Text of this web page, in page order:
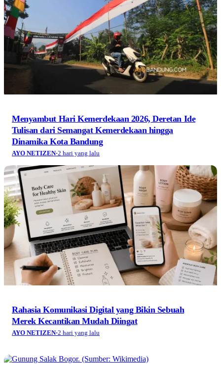
Menyambut Hari Kemerdekaan 2026, Deretan Ide
Tulisan dari Semangat Kemerdekaan hingga
Dinamika Kota Bandung
AYO NETIZEN·2 hari yang lalu
Rahasia Komunikasi Digital yang Bikin Sebuah
Merek Kecantikan Mudah Diingat
AYO NETIZEN·2 hari yang lalu